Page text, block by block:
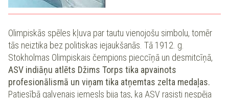
Olimpiskās spēles kļuva par tautu vienojošu simbolu, tomēr
tās neiztika bez politiskas iejaukšanās. Tā 1912. g.
Stokholmas Olimpiskais čempions pieccīņā un desmitcīņā,
ASV indiāņu atlēts Džims Torps tika apvainots
profesionālismā un viņam tika atņemtas zelta medaļas.
Patiesībā galvenais iemesls bija tas, ka ASV rasisti nespēja